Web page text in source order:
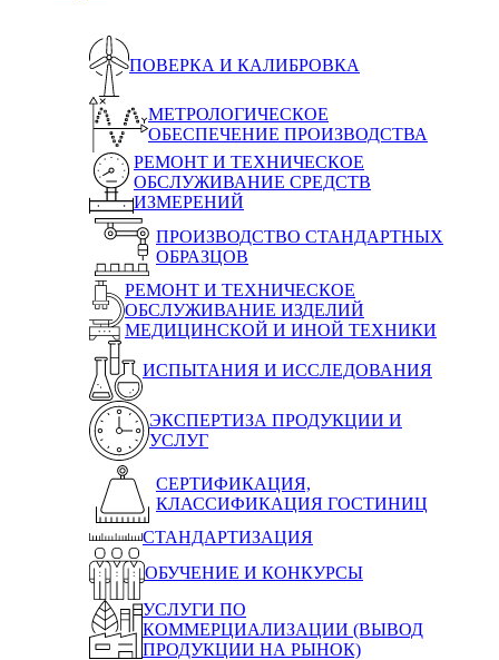
ПОВЕРКА И КАЛИБРОВКА
МЕТРОЛОГИЧЕСКОЕ
ОБЕСПЕЧЕНИЕ ПРОИЗВОДСТВА
РЕМОНТ И ТЕХНИЧЕСКОЕ
ОБСЛУЖИВАНИЕ СРЕДСТВ
ИЗМЕРЕНИЙ
ПРОИЗВОДСТВО СТАНДАРТНЫХ
ОБРАЗЦОВ
РЕМОНТ И ТЕХНИЧЕСКОЕ
ОБСЛУЖИВАНИЕ ИЗДЕЛИЙ
МЕДИЦИНСКОЙ И ИНОЙ ТЕХНИКИ
ИСПЫТАНИЯ И ИССЛЕДОВАНИЯ
ЭКСПЕРТИЗА ПРОДУКЦИИ И
УСЛУГ
СЕРТИФИКАЦИЯ,
КЛАССИФИКАЦИЯ ГОСТИНИЦ
СТАНДАРТИЗАЦИЯ
ОБУЧЕНИЕ И КОНКУРСЫ
УСЛУГИ ПО
КОММЕРЦИАЛИЗАЦИИ (ВЫВОД
ПРОДУКЦИИ НА РЫНОК)